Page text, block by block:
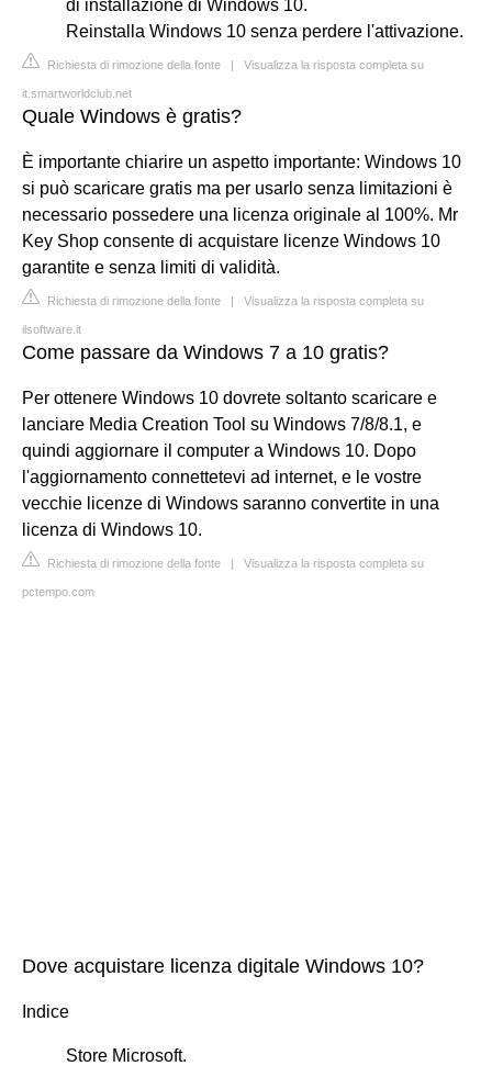
di installazione di Windows 10.
Reinstalla Windows 10 senza perdere l'attivazione.
Richiesta di rimozione della fonte | Visualizza la risposta completa su
it.smartworldclub.net
Quale Windows è gratis?
È importante chiarire un aspetto importante: Windows 10
si può scaricare gratis ma per usarlo senza limitazioni è
necessario possedere una licenza originale al 100%. Mr
Key Shop consente di acquistare licenze Windows 10
garantite e senza limiti di validità.
Richiesta di rimozione della fonte | Visualizza la risposta completa su
ilsoftware.it
Come passare da Windows 7 a 10 gratis?
Per ottenere Windows 10 dovrete soltanto scaricare e
lanciare Media Creation Tool su Windows 7/8/8.1, e
quindi aggiornare il computer a Windows 10. Dopo
l'aggiornamento connettetevi ad internet, e le vostre
vecchie licenze di Windows saranno convertite in una
licenza di Windows 10.
Richiesta di rimozione della fonte | Visualizza la risposta completa su
pctempo.com
Dove acquistare licenza digitale Windows 10?
Indice
Store Microsoft.